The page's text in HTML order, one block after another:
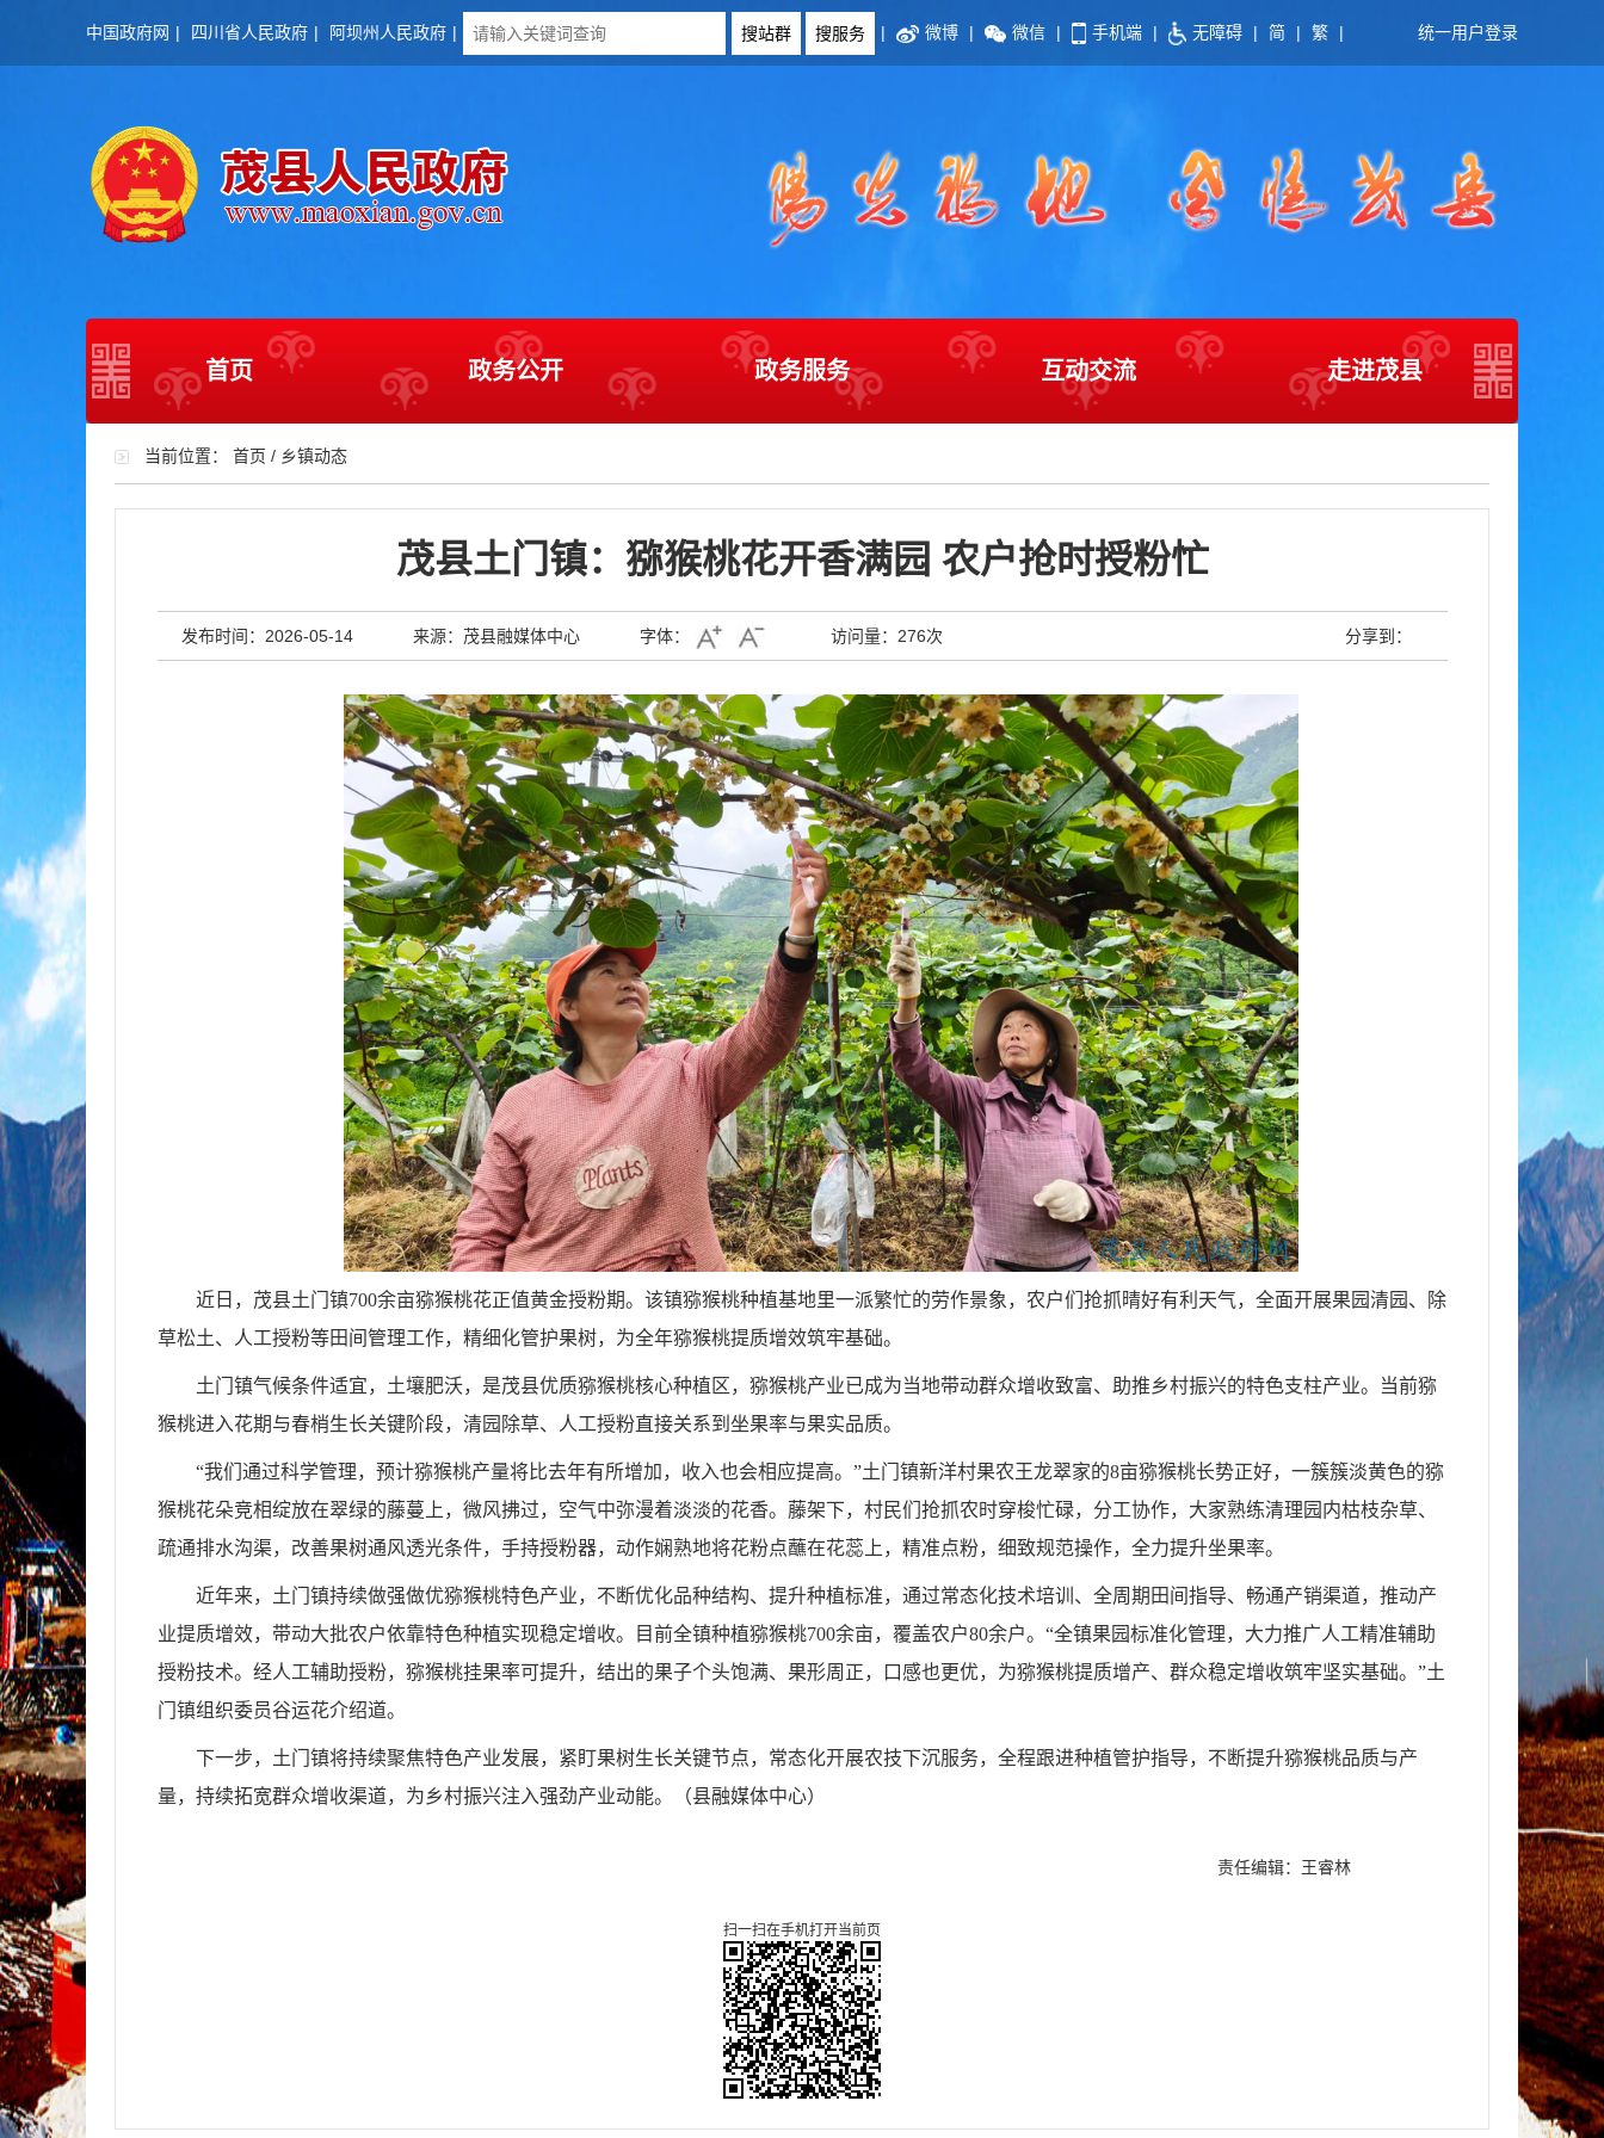
中国政府网 | 四川省人民政府 | 阿坝州人民政府 | | 微博 | 微信 | 手机端 | 无障碍 | 简 | 繁 | 统一用户登录
首页 政务公开 政务服务 互动交流 走进茂县
当前位置： 首页 / 乡镇动态
茂县土门镇：猕猴桃花开香满园 农户抢时授粉忙
发布时间：2026-05-14 来源：茂县融媒体中心 字体： 访问量： 276次 分享到：
近日，茂县土门镇700余亩猕猴桃花正值黄金授粉期。该镇猕猴桃种植基地里一派繁忙的劳作景象，农户们抢抓晴好有利天气，全面开展果园清园、除
草松土、人工授粉等田间管理工作，精细化管护果树，为全年猕猴桃提质增效筑牢基础。
土门镇气候条件适宜，土壤肥沃，是茂县优质猕猴桃核心种植区，猕猴桃产业已成为当地带动群众增收致富、助推乡村振兴的特色支柱产业。当前猕
猴桃进入花期与春梢生长关键阶段，清园除草、人工授粉直接关系到坐果率与果实品质。
“我们通过科学管理，预计猕猴桃产量将比去年有所增加，收入也会相应提高。”土门镇新洋村果农王龙翠家的8亩猕猴桃长势正好，一簇簇淡黄色的猕
猴桃花朵竞相绽放在翠绿的藤蔓上，微风拂过，空气中弥漫着淡淡的花香。藤架下，村民们抢抓农时穿梭忙碌，分工协作，大家熟练清理园内枯枝杂草、
疏通排水沟渠，改善果树通风透光条件，手持授粉器，动作娴熟地将花粉点蘸在花蕊上，精准点粉，细致规范操作，全力提升坐果率。
近年来，土门镇持续做强做优猕猴桃特色产业，不断优化品种结构、提升种植标准，通过常态化技术培训、全周期田间指导、畅通产销渠道，推动产
业提质增效，带动大批农户依靠特色种植实现稳定增收。目前全镇种植猕猴桃700余亩，覆盖农户80余户。“全镇果园标准化管理，大力推广人工精准辅助
授粉技术。经人工辅助授粉，猕猴桃挂果率可提升，结出的果子个头饱满、果形周正，口感也更优，为猕猴桃提质增产、群众稳定增收筑牢坚实基础。”土
门镇组织委员谷运花介绍道。
下一步，土门镇将持续聚焦特色产业发展，紧盯果树生长关键节点，常态化开展农技下沉服务，全程跟进种植管护指导，不断提升猕猴桃品质与产
量，持续拓宽群众增收渠道，为乡村振兴注入强劲产业动能。（县融媒体中心）
责任编辑：王睿林
扫一扫在手机打开当前页